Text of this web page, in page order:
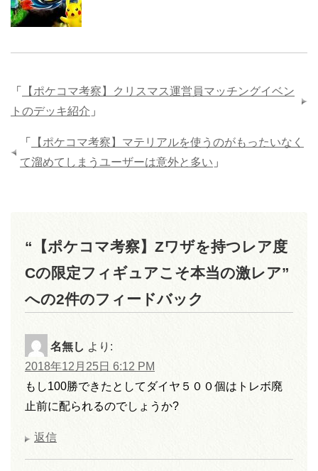
「
【ポケコマ考察】クリスマス運営員マッチングイベン
トのデッキ紹介 」
「
【ポケコマ考察】マテリアルを使うのがもったいなく
て溜めてしまうユーザーは意外と多い 」
“【ポケコマ考察】Zワザを持つレア度
Cの限定フィギュアこそ本当の激レア”
への2件のフィードバック
名無し より:
2018年12月25日 6:12 PM
もし100勝できたとしてダイヤ５００個はトレボ廃
止前に配られるのでしょうか?
返信